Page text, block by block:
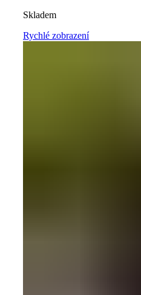
Skladem
Rychlé zobrazení